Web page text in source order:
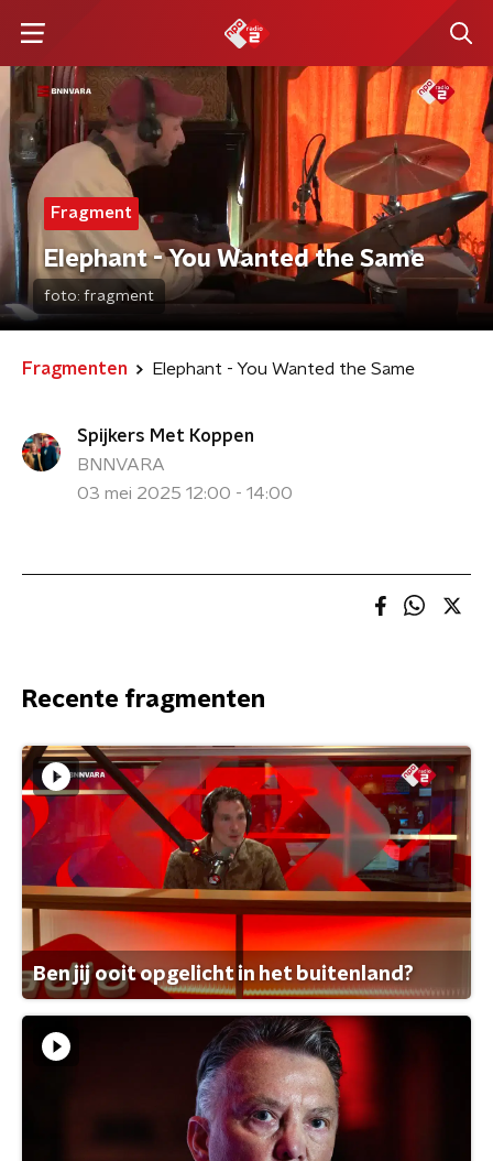
Fragment
Elephant - You Wanted the Same
foto: fragment
Fragmenten Elephant - You Wanted the Same
Spijkers Met Koppen
BNNVARA
03 mei 2025 12:00 - 14:00
Recente fragmenten
Ben jij ooit opgelicht in het buitenland?